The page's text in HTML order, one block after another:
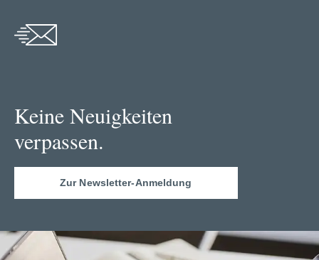
Keine Neuigkeiten
verpassen.
Zur Newsletter-Anmeldung